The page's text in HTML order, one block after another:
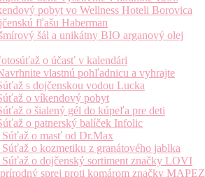
pobyt vo Wellness Hoteli Borovica
fľašu Haberman
šál a unikátny BIO arganový olej
o účasť v kalendári
vlastnú pohľadnicu a vyhrajte
s dojčenskou vodou Lucka
o víkendový pobyt
o šialený gél do kúpeľa pre deti
o patnerský balíček Infolic
o masť od Dr.Max
o kozmetiku z granátového jablka
Súťaž o dojčenský sortiment značky LOVI
sprej proti komárom značky MAPEZ